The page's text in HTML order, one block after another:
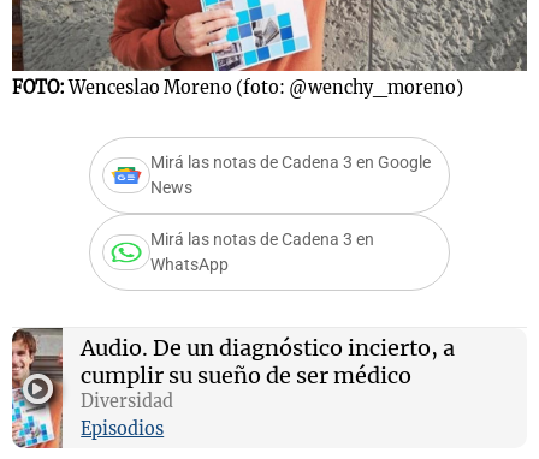
FOTO: Wenceslao Moreno (foto: @wenchy_moreno)
Mirá las notas de Cadena 3 en Google
News
Mirá las notas de Cadena 3 en
WhatsApp
Audio. De un diagnóstico incierto, a
cumplir su sueño de ser médico
Diversidad
Episodios